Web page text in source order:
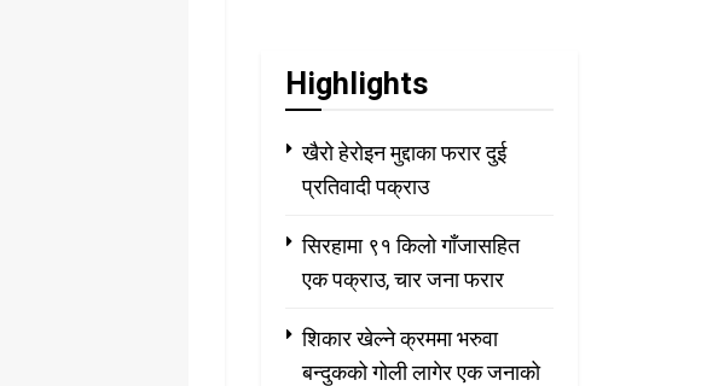
Highlights
खैरो हेरोइन मुद्दाका फरार दुई
प्रतिवादी पक्राउ
सिरहामा ९१ किलो गाँजासहित
एक पक्राउ, चार जना फरार
शिकार खेल्ने क्रममा भरुवा
बन्दुकको गोली लागेर एक जनाको